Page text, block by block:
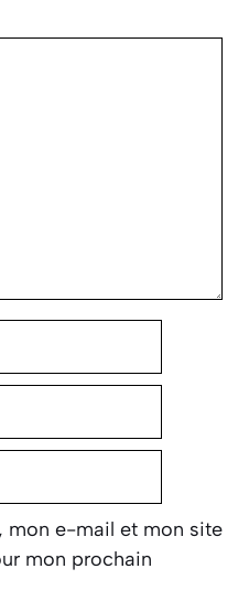
mon e-mail et mon site
mon prochain